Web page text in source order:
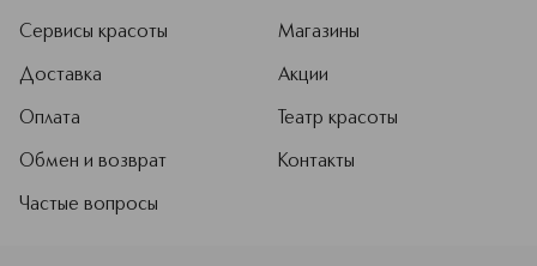
Сервисы красоты
Доставка
Оплата
Обмен и возврат
Частые вопросы
Магазины
Акции
Театр красоты
Контакты